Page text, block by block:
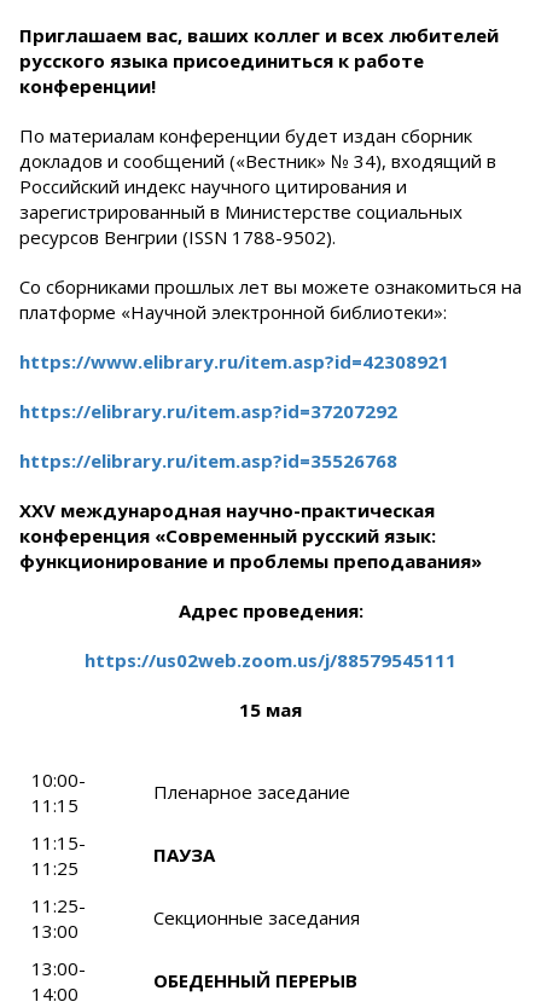
Приглашаем вас, ваших коллег и всех любителей
русского языка присоединиться к работе
конференции!
По материалам конференции будет издан сборник
докладов и сообщений («Вестник» № 34), входящий в
Российский индекс научного цитирования и
зарегистрированный в Министерстве социальных
ресурсов Венгрии (ISSN 1788-9502).
Со сборниками прошлых лет вы можете ознакомиться на
платформе «Научной электронной библиотеки»:
https://www.elibrary.ru/item.asp?id=42308921
https://elibrary.ru/item.asp?id=37207292
https://elibrary.ru/item.asp?id=35526768
XXV международная научно-практическая
конференция «Современный русский язык:
функционирование и проблемы преподавания»
Адрес проведения:
https://us02web.zoom.us/j/88579545111
15 мая
10:00-
11:15
Пленарное заседание
11:15-
11:25
ПАУЗА
11:25-
13:00
Секционные заседания
13:00-
14:00
ОБЕДЕННЫЙ ПЕРЕРЫВ